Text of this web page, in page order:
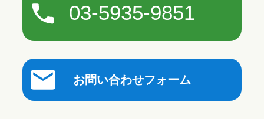
03-5935-9851
お問い合わせフォーム